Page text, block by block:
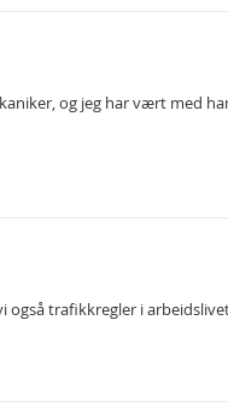
og jeg har vært med
også trafikkregler i